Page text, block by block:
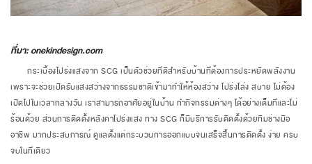
ที่มา: onekindesign.com
กระเบื้องโปร่งแสงจาก SCG เป็นตัวช่วยที่ดีสำหรับบ้านที่ต้องการประหยัดพลังงาน
เพราะจะช่วยเปิดรับแสงสว่างจากธรรมชาติเข้ามาทำให้ห้องสว่าง โปร่งโล่ง สบาย ไม่ต้อง
เปิดไปในเวลากลางวัน เราสามารถอาศัยอยู่ในบ้าน ทำกิจกรรมต่างๆ ได้อย่างเต็มที่และไม่
ร้อนด้วย ส่วนการติดตั้งหลังคาโปร่งแสง ทาง SCG ก็มีบริการรับติดตั้งด้วยทีมช่างมือ
อาชีพ มากประสบการณ์ ดูแลตั้งแต่กระบวนการออกแบบจนเสร็จสิ้นการติดตั้ง ง่าย ครบ
จบในที่เดียว